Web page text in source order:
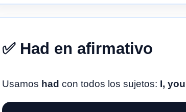
✅ Had en afirmativo
Usamos had con todos los sujetos: I,